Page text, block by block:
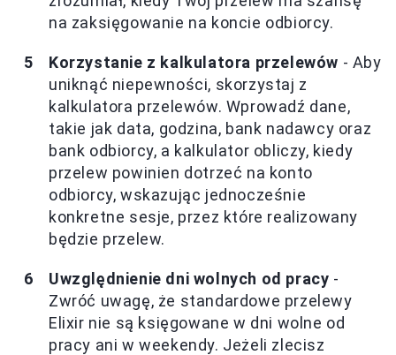
na zaksięgowanie na koncie odbiorcy.
Korzystanie z kalkulatora przelewów - Aby
uniknąć niepewności, skorzystaj z
kalkulatora przelewów. Wprowadź dane,
takie jak data, godzina, bank nadawcy oraz
bank odbiorcy, a kalkulator obliczy, kiedy
przelew powinien dotrzeć na konto
odbiorcy, wskazując jednocześnie
konkretne sesje, przez które realizowany
będzie przelew.
Uwzględnienie dni wolnych od pracy -
Zwróć uwagę, że standardowe przelewy
Elixir nie są księgowane w dni wolne od
pracy ani w weekendy. Jeżeli zlecisz